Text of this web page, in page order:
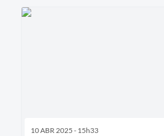
10 ABR 2025 - 15h33